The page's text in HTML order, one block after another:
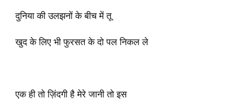
दुनिया की उलझनों के बीच में तू
खुद के लिए भी फुरसत के दो पल निकल ले
एक ही तो ज़िंदगी है मेरे जानी तो इस